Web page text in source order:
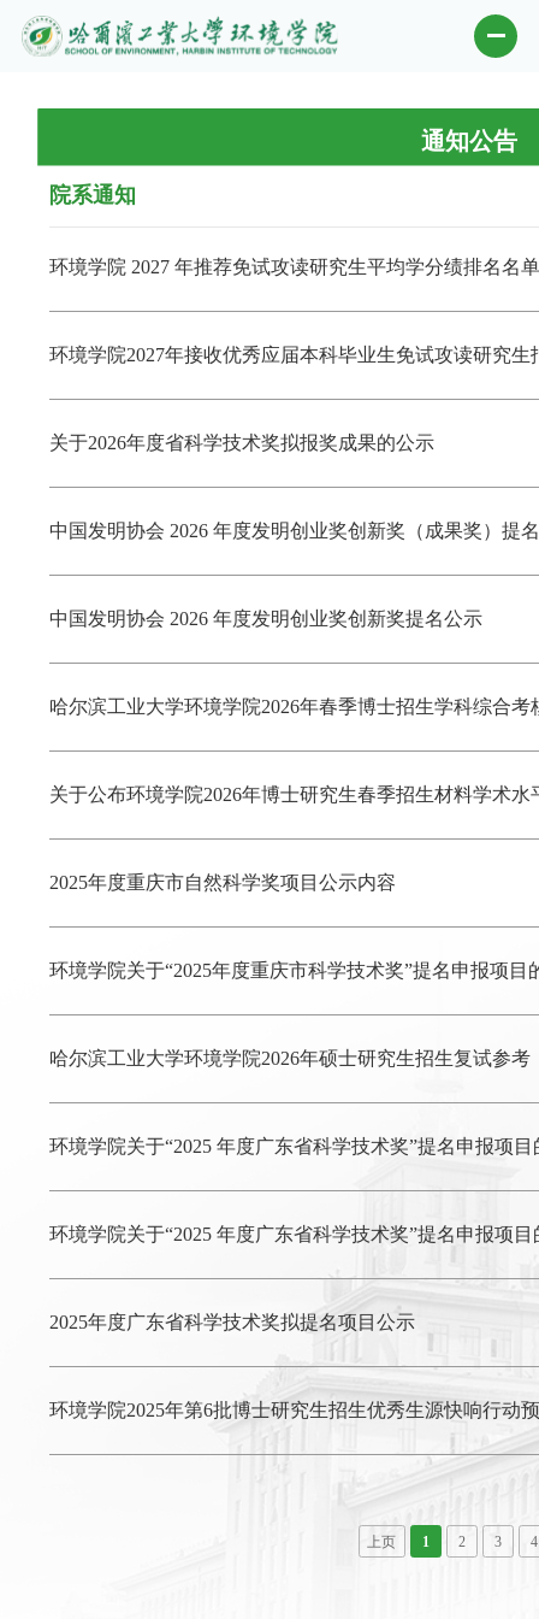
通知公告
院系通知
环境学院 2027 年推荐免试攻读研究生平均学分绩排名名
环境学院2027年接收优秀应届本科毕业生免试攻读研究生
关于2026年度省科学技术奖拟报奖成果的公示
中国发明协会 2026 年度发明创业奖创新奖（成果奖）提
中国发明协会 2026 年度发明创业奖创新奖提名公示
哈尔滨工业大学环境学院2026年春季博士招生学科综合考
关于公布环境学院2026年博士研究生春季招生材料学术水
2025年度重庆市自然科学奖项目公示内容
环境学院关于“2025年度重庆市科学技术奖”提名申报项目
哈尔滨工业大学环境学院2026年硕士研究生招生复试参考
环境学院关于“2025 年度广东省科学技术奖”提名申报项
环境学院关于“2025 年度广东省科学技术奖”提名申报项
2025年度广东省科学技术奖拟提名项目公示
环境学院2025年第6批博士研究生招生优秀生源快响行动
上页 1 2 3 4